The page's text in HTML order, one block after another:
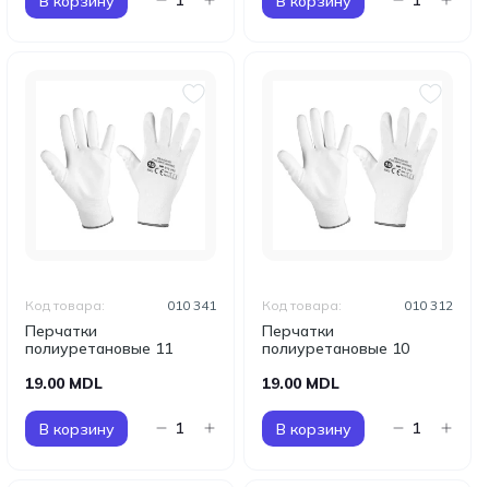
Перчатки
полиуретановые 11
Код товара: 010 341
19.00 MDL
В корзину
Перчатки
полиуретановые 10
Код товара: 010 312
19.00 MDL
В корзину